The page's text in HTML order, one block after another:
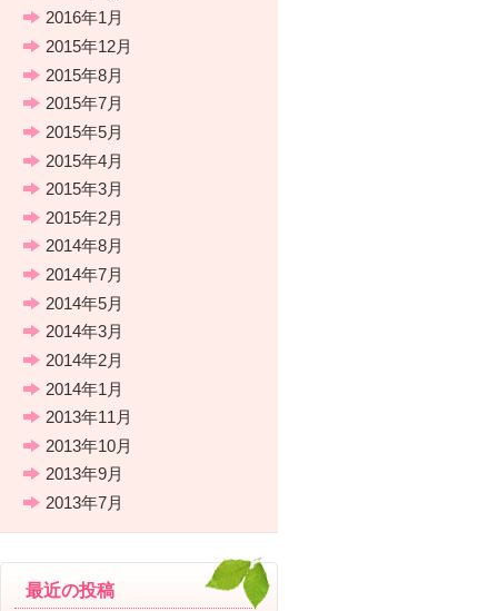
2016年1月
2015年12月
2015年8月
2015年7月
2015年5月
2015年4月
2015年3月
2015年2月
2014年8月
2014年7月
2014年5月
2014年3月
2014年2月
2014年1月
2013年11月
2013年10月
2013年9月
2013年7月
最近の投稿